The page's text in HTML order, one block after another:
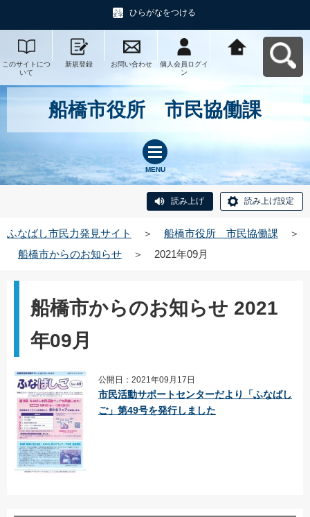
ひらがなをつける
このサイトにつ
いて
新規登録 お問い合わせ
個人会員ログイ
ン
船橋市役所 市民協働課
MENU
読み上げ 読み上げ設定
ふなばし市民力発見サイト ＞ 船橋市役所 市民協働課
＞
船橋市からのお知らせ
＞ 2021年09月
船橋市からのお知らせ 2021
年09月
公開日：2021年09月17日
市民活動サポートセンターだより「ふなばし
ご」第49号を発行しました